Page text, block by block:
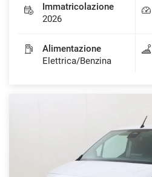
Immatricolazione
2026
Alimentazione
Elettrica/Benzina